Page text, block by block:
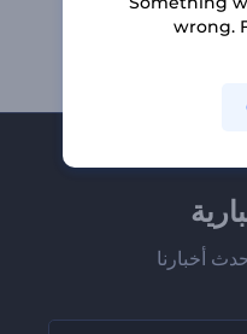
دوامة أشكال مجردة
أخبارنا
wrong.